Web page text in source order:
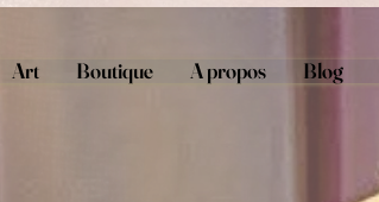
Art Boutique A propos Blog